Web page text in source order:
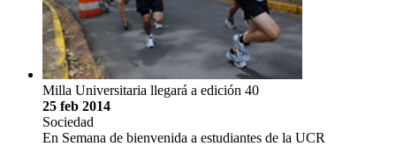
Milla Universitaria llegará a edición 40
25 feb 2014
Sociedad
En Semana de bienvenida a estudiantes de la UCR